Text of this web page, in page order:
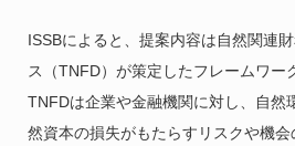
ISSBによると、提案内容は自然関連
ス（TNFD）が策定したフレームワー
TNFDは企業や金融機関に対し、自然
然資本の損失がもたらすリスクや機